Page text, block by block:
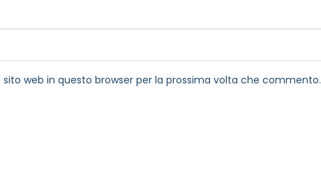
web in questo browser per la prossima volta che commento.